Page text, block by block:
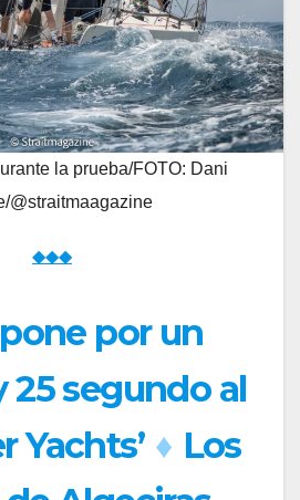
la prueba/FOTO: Dani
@straitmaagazine
◆◆◆
por un
25 segundo al
Yachts’ ♦ Los